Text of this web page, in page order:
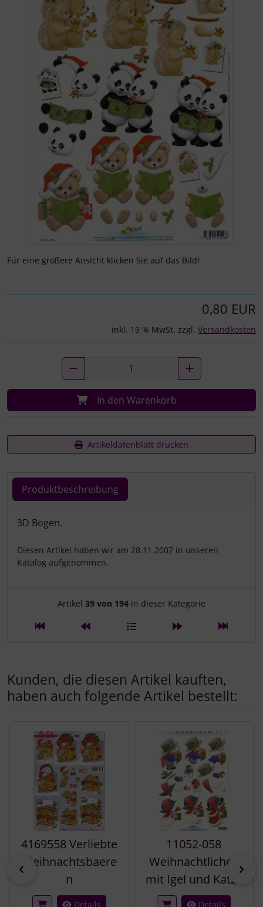
Für eine größere Ansicht klicken Sie auf das Bild!
0,80 EUR
inkl. 19 % MwSt. zzgl. Versandkosten
In den Warenkorb
Artikeldatenblatt drucken
Produktbeschreibung
Produktbeschreibung
3D Bogen.
Diesen Artikel haben wir am 28.11.2007 in unseren
Katalog aufgenommen.
Artikelnavigation innerhalb
Artikel 39 von 194 in dieser Kategorie
Kunden, die diesen Artikel kauften,
haben auch folgende Artikel bestellt:
zurück
4169558 Verliebte
Weihnachtsbaere
n
Details
11052-058
Weihnachtliches
mit Igel und Katze
Details